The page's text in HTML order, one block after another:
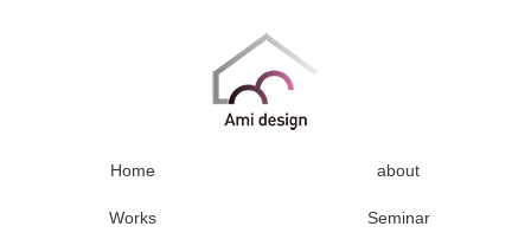
Home about
Works Seminar